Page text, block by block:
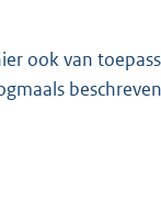
ook van